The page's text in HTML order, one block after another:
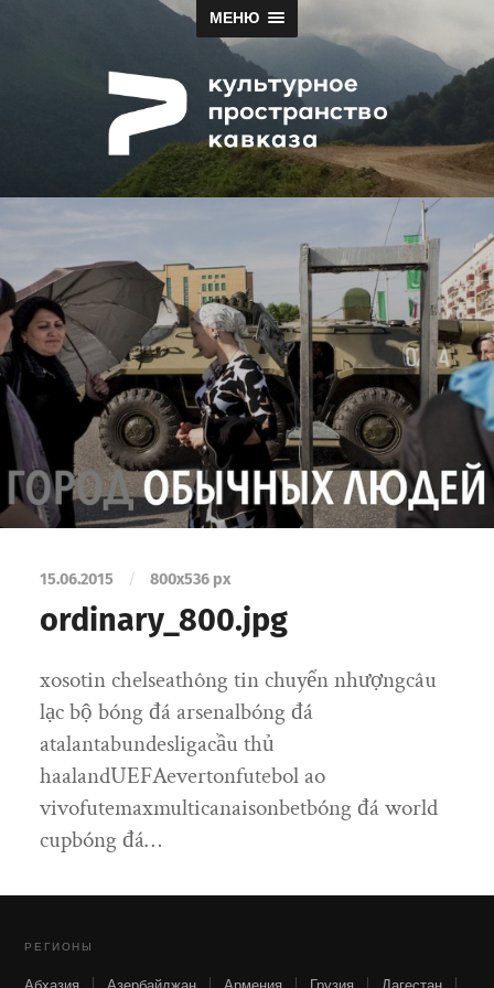
МЕНЮ
15.06.2015 / 800x536 px
ordinary_800.jpg
xosotin chelseathông tin chuyển nhượngcâu
lạc bộ bóng đá arsenalbóng đá
atalantabundesligacầu thủ
haalandUEFAevertonfutebol ao
vivofutemaxmulticanaisonbetbóng đá world
cupbóng đá…
РЕГИОНЫ